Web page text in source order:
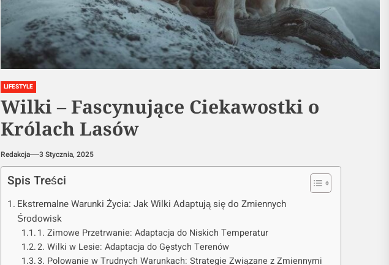
LIFESTYLE
Wilki – Fascynujące Ciekawostki o
Królach Lasów
Redakcja 3 Stycznia, 2025
Spis Treści
Ekstremalne Warunki Życia: Jak Wilki Adaptują się do Zmiennych
Środowisk
1. Zimowe Przetrwanie: Adaptacja do Niskich Temperatur
2. Wilki w Lesie: Adaptacja do Gęstych Terenów
3. Polowanie w Trudnych Warunkach: Strategie Związane z Zmiennymi